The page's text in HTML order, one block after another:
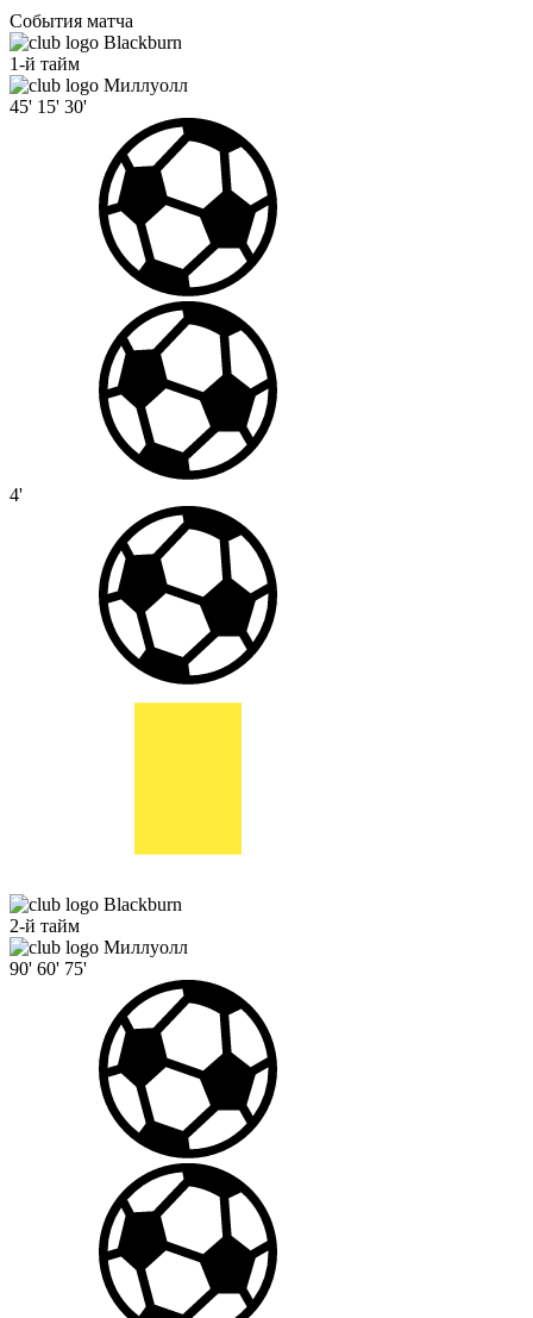
События матча
Blackburn
1-й тайм
Миллуолл
45' 15' 30'
4'
Blackburn
2-й тайм
Миллуолл
90' 60' 75'